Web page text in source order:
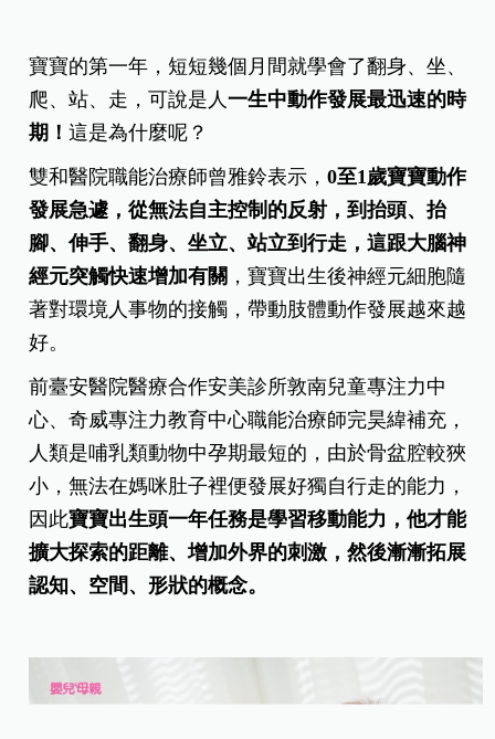
寶寶的第一年，短短幾個月間就學會了翻身、坐、
爬、站、走，可說是人一生中動作發展最迅速的時
期！這是為什麼呢？
雙和醫院職能治療師曾雅鈴表示，0至1歲寶寶動作
發展急遽，從無法自主控制的反射，到抬頭、抬
腳、伸手、翻身、坐立、站立到行走，這跟大腦神
經元突觸快速增加有關 ，寶寶出生後神經元細胞隨
著對環境人事物的接觸，帶動肢體動作發展越來越
好。
前臺安醫院醫療合作安美診所敦南兒童專注力中
心、奇威專注力教育中心職能治療師完昊緯補充，
人類是哺乳類動物中孕期最短的，由於骨盆腔較狹
小，無法在媽咪肚子裡便發展好獨自行走的能力，
因此寶寶出生頭一年任務是學習移動能力，他才能
擴大探索的距離、增加外界的刺激，然後漸漸拓展
認知、空間、形狀的概念。